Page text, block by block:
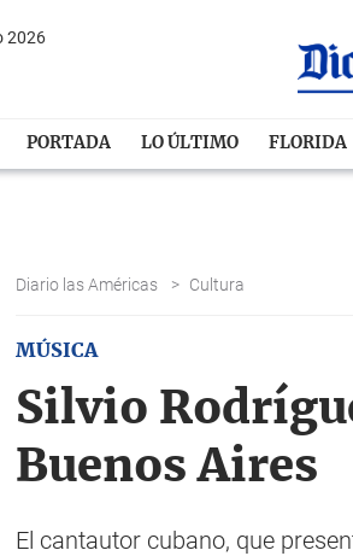
2026
PORTADA LO ÚLTIMO FLORIDA
Diario las Américas > Cultura
MÚSICA
Silvio
Buenos Aires
El cantautor cubano, que